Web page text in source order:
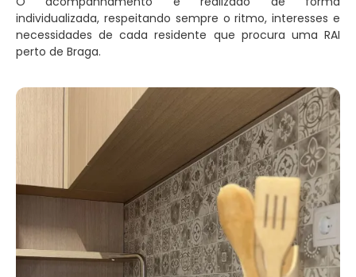
individualizada, respeitando sempre o ritmo, interesses e
necessidades de cada residente que procura uma RAI
perto de Braga.